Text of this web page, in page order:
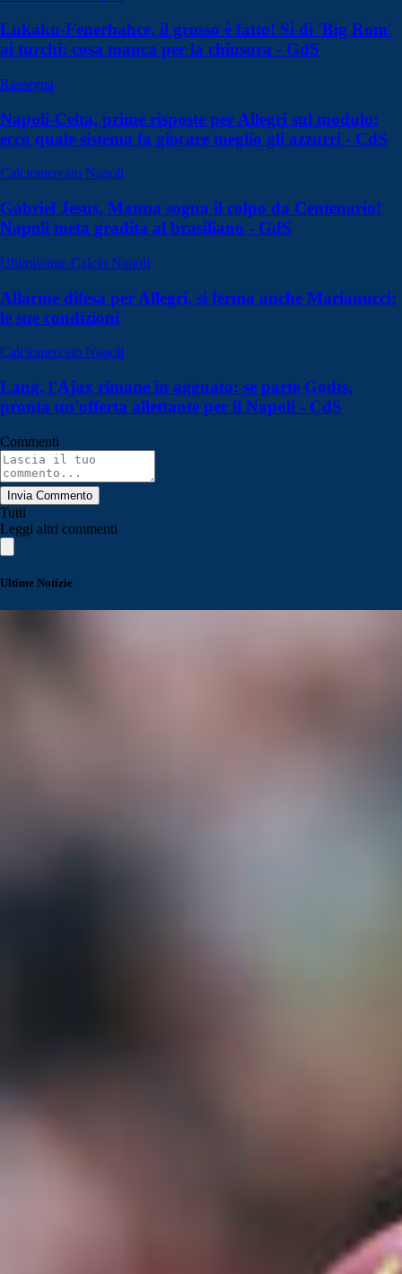
Lukaku-Fenerbahce, il grosso è fatto! Sì di 'Big Rom'
ai turchi: cosa manca per la chiusura - GdS
Rassegna
Napoli-Celta, prime risposte per Allegri sul modulo:
ecco quale sistema fa giocare meglio gli azzurri - CdS
Calciomercato Napoli
Gabriel Jesus, Manna sogna il colpo da Centenario!
Napoli meta gradita al brasiliano - GdS
Ultimissime Calcio Napoli
Allarme difesa per Allegri, si ferma anche Marianucci:
le sue condizioni
Calciomercato Napoli
Lang, l'Ajax rimane in agguato: se parte Godts,
pronta un'offerta allettante per il Napoli - CdS
Commenti
Invia Commento
Tutti
Leggi altri commenti
Ultime Notizie